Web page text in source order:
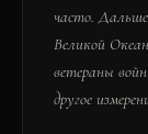
часто.
Великой
ветераны
другое